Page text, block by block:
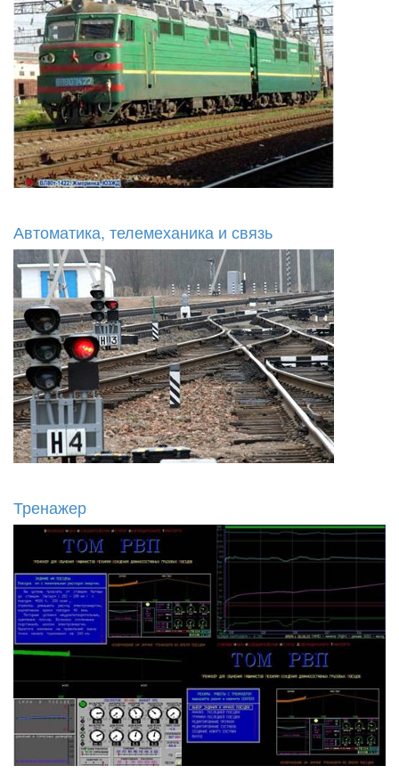
Автоматика, телемеханика и связь
Тренажер